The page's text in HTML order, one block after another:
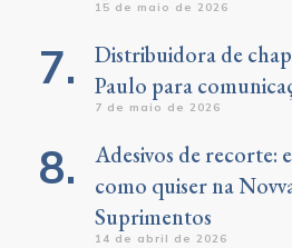
15 de maio de 2026
Distribuidora de
Paulo para
7 de maio de 2026
Adesivos de recorte:
como quiser na
Suprimentos
14 de abril de 2026